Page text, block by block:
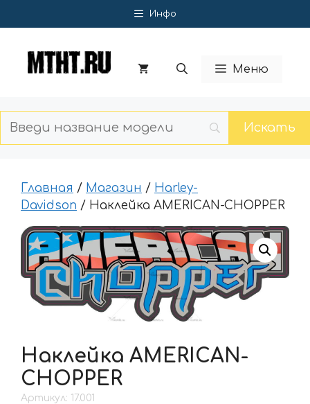
к
Инфо
Меню
Главная / Магазин / Harley-
Davidson / Наклейка AMERICAN-CHOPPER
Наклейка AMERICAN-
CHOPPER
Артикул: 17.001